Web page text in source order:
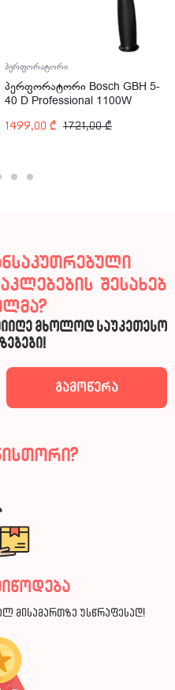
პერფორატორი
პერფორატორი Bosch GBH 5-
40 D Professional 1100W
1499,00 ₾ 1721,00₾
შესახებ
მხოლოდ საუკეთესო
მისამართზე უსწრაფესად!